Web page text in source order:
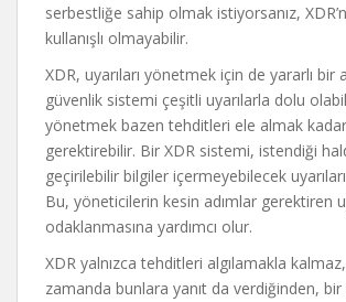
serbestliğe sahip olmak istiyorsanız,
kullanışlı olmayabilir.
XDR, uyarıları yönetmek için de yararlı bir
güvenlik sistemi çeşitli uyarılarla dolu
yönetmek bazen tehditleri ele almak
gerektirebilir. Bir XDR sistemi, istendiği
geçirilebilir bilgiler içermeyebilecek
Bu, yöneticilerin kesin adımlar gerektiren
odaklanmasına yardımcı olur.
XDR yalnızca tehditleri algılamakla kalmaz,
zamanda bunlara yanıt da verdiğinden,